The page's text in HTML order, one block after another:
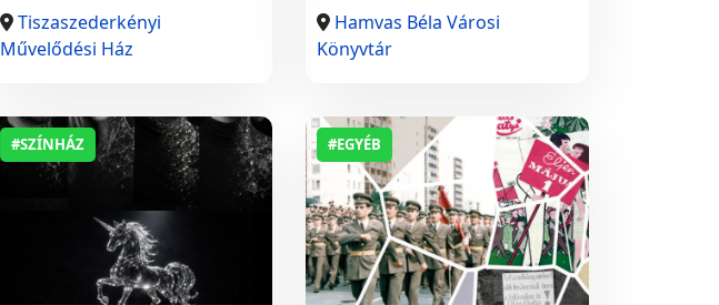
Tiszaszederkényi
Művelődési Ház
Hamvas Béla Városi
Könyvtár
#SZÍNHÁZ #EGYÉB